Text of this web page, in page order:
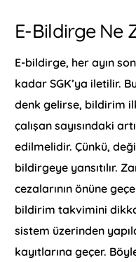
E-Bildirge Ne
E-bildirge, her ayın
kadar SGK’ya iletilir.
denk gelirse, bildirim
çalışan sayısındaki
edilmelidir. Çünkü,
bildirgeye yansıtılır.
cezalarının önüne
bildirim takvimini
sistem üzerinden
kayıtlarına geçer.